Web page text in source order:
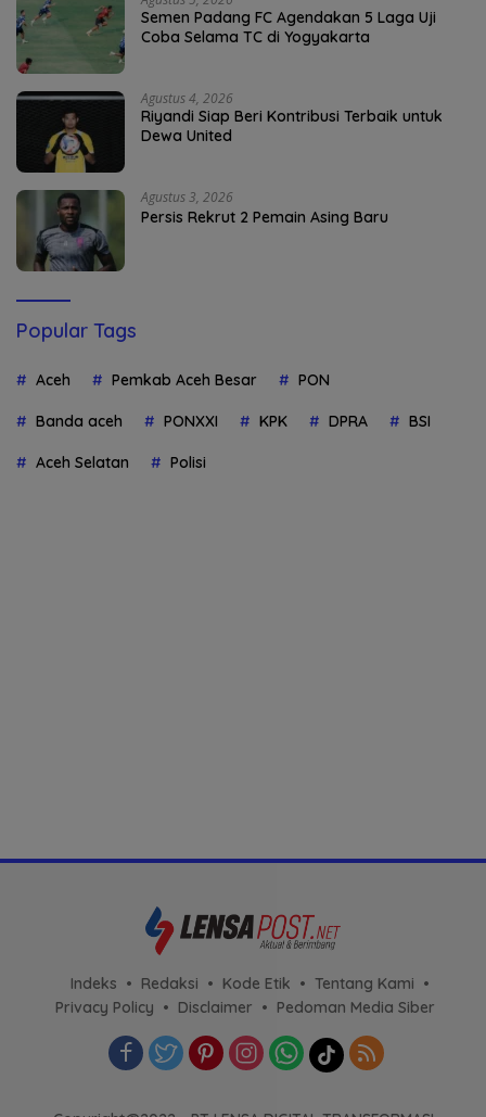
Semen Padang FC Agendakan 5 Laga Uji
Coba Selama TC di Yogyakarta
Agustus 4, 2026
Riyandi Siap Beri Kontribusi Terbaik untuk
Dewa United
Agustus 3, 2026
Persis Rekrut 2 Pemain Asing Baru
Popular Tags
Aceh Pemkab Aceh Besar PON
Banda aceh PONXXI KPK DPRA BSI
Aceh Selatan Polisi
Indeks Redaksi Kode Etik
Tentang Kami
Privacy Policy
Disclaimer Pedoman Media Siber